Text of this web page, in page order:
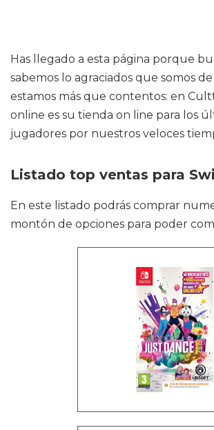
Has llegado a esta página porque
sabemos lo agraciados que somos
estamos más que contentos: en
online es su tienda on line para los
jugadores por nuestros veloces
Listado top ventas para
En este listado podrás comprar
montón de opciones para poder